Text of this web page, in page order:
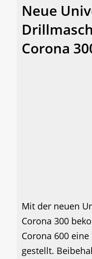
Neue
Corona
Mit der neuen
Corona 300
Corona 600
gestellt.